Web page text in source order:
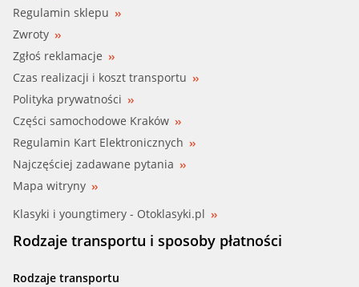
Regulamin sklepu
Zwroty
Zgłoś reklamacje
Czas realizacji i koszt transportu
Polityka prywatności
Części samochodowe Kraków
Regulamin Kart Elektronicznych
Najczęściej zadawane pytania
Mapa witryny
Klasyki i youngtimery - Otoklasyki.pl
Rodzaje transportu i sposoby płatności
Rodzaje transportu